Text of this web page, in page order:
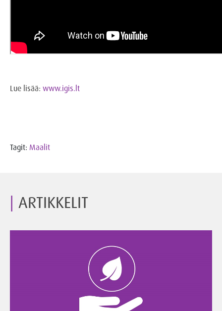
Lue lisää: www.igis.lt
Tagit: Maalit
ARTIKKELIT